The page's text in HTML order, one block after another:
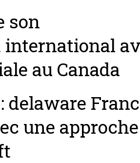
son
au Canada
une approche